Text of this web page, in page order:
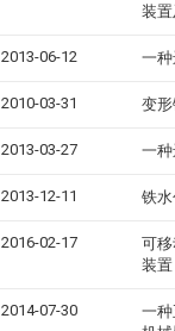
装
2013-06-12 一
2010-03-31 变
2013-03-27 一
2013-12-11 铁
2016-02-17
可
装置
2014-07-30
一